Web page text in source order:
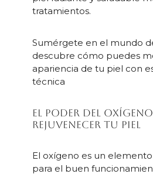
tratamientos.
Sumérgete en el mundo
descubre cómo puedes
apariencia de tu piel con
técnica
El poder del
rejuvenecer tu piel
El oxígeno es un
para el buen